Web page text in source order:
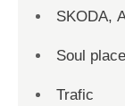
SKODA,
Soul
Trafic